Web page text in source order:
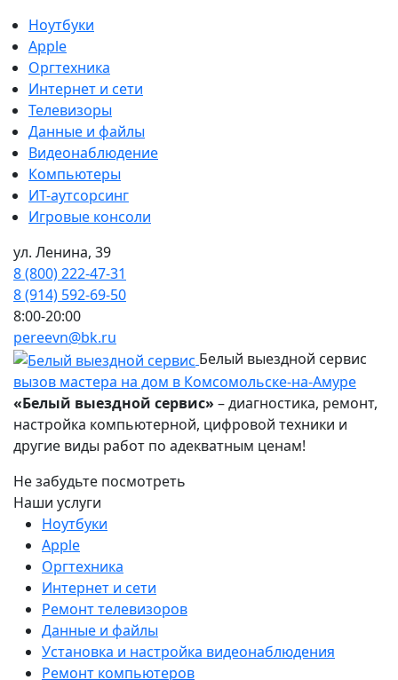
Ноутбуки
Apple
Оргтехника
Интернет и сети
Телевизоры
Данные и файлы
Видеонаблюдение
Компьютеры
ИТ-аутсорсинг
Игровые консоли
ул. Ленина, 39
8 (800) 222-47-31
8 (914) 592-69-50
8:00-20:00
pereevn@bk.ru
Белый выездной сервис
вызов мастера на дом в Комсомольске-на-Амуре
«Белый выездной сервис» – диагностика, ремонт,
настройка компьютерной, цифровой техники и
другие виды работ по адекватным ценам!
Не забудьте посмотреть
Наши услуги
Ноутбуки
Apple
Оргтехника
Интернет и сети
Ремонт телевизоров
Данные и файлы
Установка и настройка видеонаблюдения
Ремонт компьютеров